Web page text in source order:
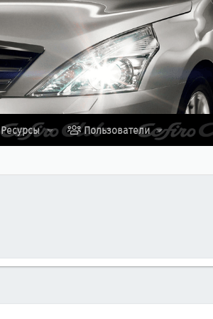
Ресурсы Пользователи